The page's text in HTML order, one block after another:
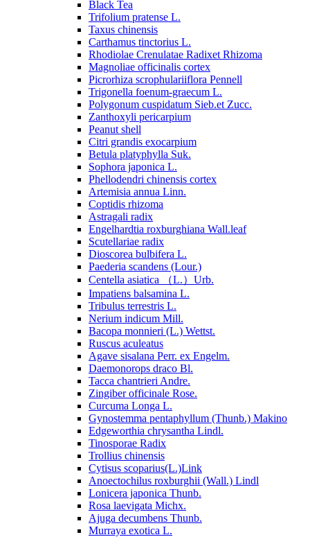
Black Tea
Trifolium pratense L.
Taxus chinensis
Carthamus tinctorius L.
Rhodiolae Crenulatae Radixet Rhizoma
Magnoliae officinalis cortex
Picrorhiza scrophulariiflora Pennell
Trigonella foenum-graecum L.
Polygonum cuspidatum Sieb.et Zucc.
Zanthoxyli pericarpium
Peanut shell
Citri grandis exocarpium
Betula platyphylla Suk.
Sophora japonica L.
Phellodendri chinensis cortex
Artemisia annua Linn.
Coptidis rhizoma
Astragali radix
Engelhardtia roxburghiana Wall.leaf
Scutellariae radix
Dioscorea bulbifera L.
Paederia scandens (Lour.)
Centella asiatica （L.）Urb.
Impatiens balsamina L.
Tribulus terrestris L.
Nerium indicum Mill.
Bacopa monnieri (L.) Wettst.
Ruscus aculeatus
Agave sisalana Perr. ex Engelm.
Daemonorops draco Bl.
Tacca chantrieri Andre.
Zingiber officinale Rose.
Curcuma Longa L.
Gynostemma pentaphyllum (Thunb.) Makino
Edgeworthia chrysantha Lindl.
Tinosporae Radix
Trollius chinensis
Cytisus scoparius(L.)Link
Anoectochilus roxburghii (Wall.) Lindl
Lonicera japonica Thunb.
Rosa laevigata Michx.
Ajuga decumbens Thunb.
Murraya exotica L.